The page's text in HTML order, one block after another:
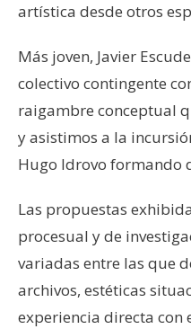
artística desde otros
Más joven, Javier
colectivo contingente
raigambre conceptual
y asistimos a la
Hugo Idrovo formando
Las propuestas
procesual y de
variadas entre las que
archivos, estéticas
experiencia directa con